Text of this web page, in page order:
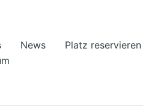
News Platz reservieren